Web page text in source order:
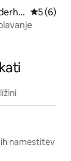
5 (6)
namestitev